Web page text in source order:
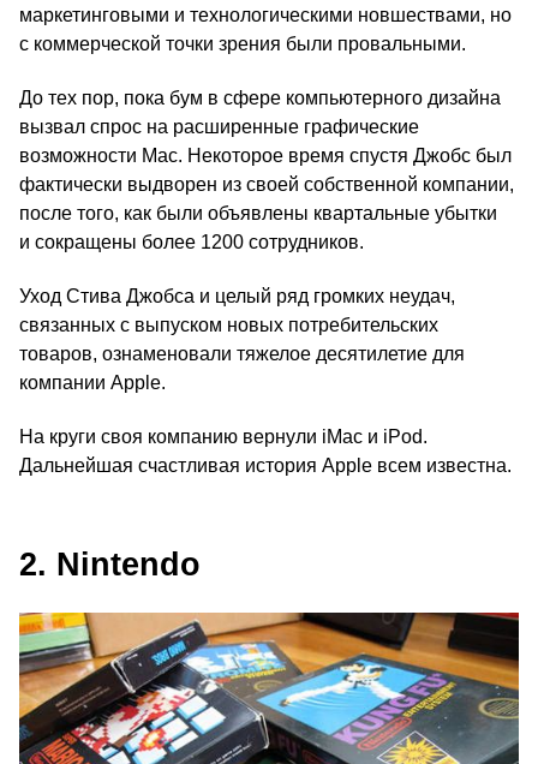
маркетинговыми и технологическими новшествами, но
с коммерческой точки зрения были провальными.
До тех пор, пока бум в сфере компьютерного дизайна
вызвал спрос на расширенные графические
возможности Mac. Некоторое время спустя Джобс был
фактически выдворен из своей собственной компании,
после того, как были объявлены квартальные убытки
и сокращены более 1200 сотрудников.
Уход Стива Джобса и целый ряд громких неудач,
связанных с выпуском новых потребительских
товаров, ознаменовали тяжелое десятилетие для
компании Apple.
На круги своя компанию вернули iMac и iPod.
Дальнейшая счастливая история Apple всем известна.
2. Nintendo